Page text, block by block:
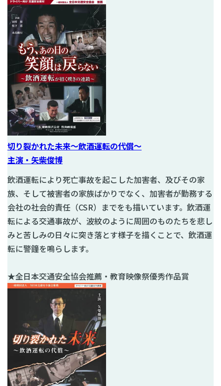
切り裂かれた未来～飲酒運転の代償～
主演・矢柴俊博
飲酒運転により死亡事故を起こした加害者、及びその家
族、そして被害者の家族ばかりでなく、加害者が勤務する
会社の社会的責任（CSR）までをも描いています。飲酒運
転による交通事故が、波紋のように周囲のものたちを悲し
みと苦しみの日々に突き落とす様子を描くことで、飲酒運
転に警鐘を鳴らします。
★全日本交通安全協会推薦・教育映像祭優秀作品賞